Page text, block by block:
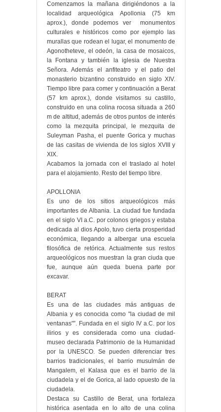
Comenzamos la mañana dirigiéndonos a la
localidad arqueológica Apollonia (75 km
aprox.), donde podemos ver monumentos
culturales e históricos como por ejemplo las
murallas que rodean el lugar, el monumento de
Agonotheteve, el odeón, la casa de mosaicos,
la Fontana y también la iglesia de Nuestra
Señora. Además el anfiteatro y el patio del
monasterio bizantino construido en siglo XIV.
Tiempo libre para comer y continuación a Berat
(57 km aprox.), donde visitamos su castillo,
construido en una colina rocosa situada a 260
m de altitud, además de otros puntos de interés
como la mezquita principal, le mezquita de
Suleyman Pasha, el puente Gorica y muchas
de las casitas de vivienda de los siglos XVIII y
XIX.
Acabamos la jornada con el traslado al hotel
para el alojamiento. Resto del tiempo libre.
APOLLONIA
Es uno de los sitios arqueológicos más
importantes de Albania. La ciudad fue fundada
en el siglo VI a.C. por colonos griegos y estaba
dedicada al dios Apolo, tuvo cierta prosperidad
económica, llegando a albergar una escuela
filosófica de retórica. Actualmente sus restos
arqueológicos nos muestran la gran ciuda que
fue, aunque aún queda buena parte por
excavar.
BERAT
Es una de las ciudades más antiguas de
Albania y es conocida como "la ciudad de mil
ventanas"”. Fundada en el siglo IV a.C. por los
ilirios y es considerada como una ciudad-
museo declarada Patrimonio de la Humanidad
por la UNESCO. Se pueden diferenciar tres
barrios tradicionales, el barrio musulmán de
Mangalem, el Kalasa que es el barrio de la
ciudadela y el de Gorica, al lado opuesto de la
ciudadela.
Destaca su Castillo de Berat, una fortaleza
histórica asentada en lo alto de una colina